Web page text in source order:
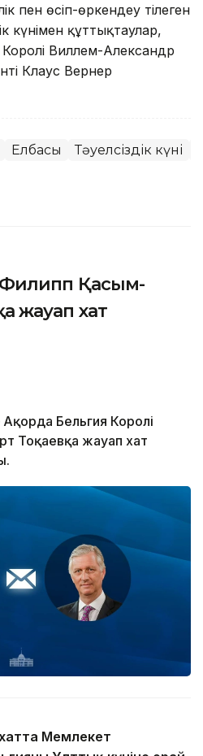
пен өсіп-өркендеу тілеген
күнімен құттықтаулар,
Виллем-Александр
Клаус Вернер
Елбасы Тәуелсіздік күні
Филипп Қасым-
жауап хат
Бельгия Королі
Тоқаевқа жауап хат
Мемлекет